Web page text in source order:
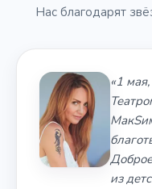
Нас благодарят
«1
из